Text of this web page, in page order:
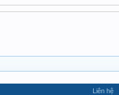
Liên hệ